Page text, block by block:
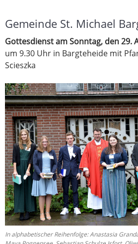
Gemeinde St. Michael
Gottesdienst am Sonntag, den 29.
um 9.30 Uhr in Bargteheide mit
Scieszka
In alphabetischer Reihenfolge: Anastasia